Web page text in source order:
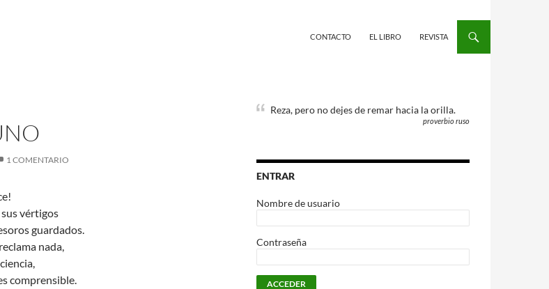
CONTACTO EL LIBRO REVISTA
1 COMENTARIO
sus vértigos
guardados.
nada,
comprensible.
Reza, pero no dejes de remar hacia la orilla.
proverbio ruso
ENTRAR
Nombre de usuario
Contraseña